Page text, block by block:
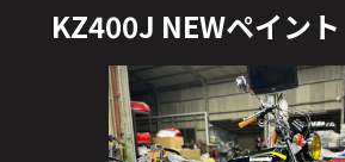
KZ400J NEWペイン